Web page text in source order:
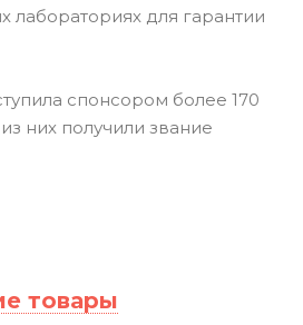
лабораториях для гарантии
спонсором более 170
них получили звание
товары